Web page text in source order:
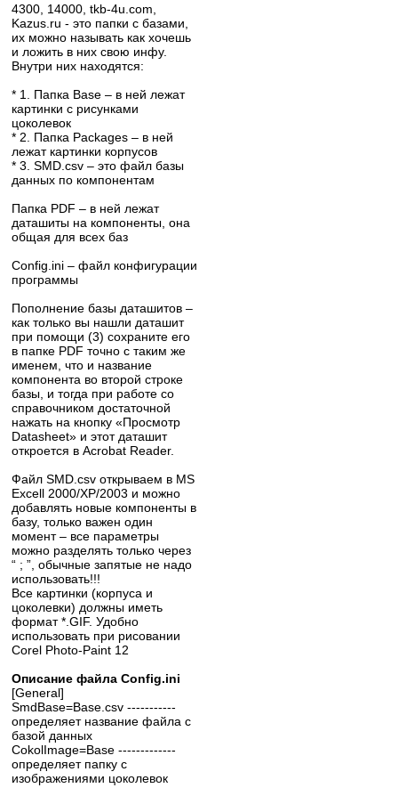
4300, 14000, tkb-4u.com,
Kazus.ru - это папки с базами,
их можно называть как хочешь
и ложить в них свою инфу.
Внутри них находятся:
* 1. Папка Base – в ней лежат
картинки с рисунками
цоколевок
* 2. Папка Packages – в ней
лежат картинки корпусов
* 3. SMD.csv – это файл базы
данных по компонентам
Папка PDF – в ней лежат
даташиты на компоненты, она
общая для всех баз
Config.ini – файл конфигурации
программы
Пополнение базы даташитов –
как только вы нашли даташит
при помощи (3) сохраните его
в папке PDF точно с таким же
именем, что и название
компонента во второй строке
базы, и тогда при работе со
справочником достаточной
нажать на кнопку «Просмотр
Datasheet» и этот даташит
откроется в Acrobat Reader.
Файл SMD.csv открываем в MS
Excell 2000/XP/2003 и можно
добавлять новые компоненты в
базу, только важен один
момент – все параметры
можно разделять только через
“ ; ”, обычные запятые не надо
использовать!!!
Все картинки (корпуса и
цоколевки) должны иметь
формат *.GIF. Удобно
использовать при рисовании
Corel Photo-Paint 12
Описание файла Config.ini
[General]
SmdBase=Base.csv -----------
определяет название файла с
базой данных
CokolImage=Base -------------
определяет папку с
изображениями цоколевок